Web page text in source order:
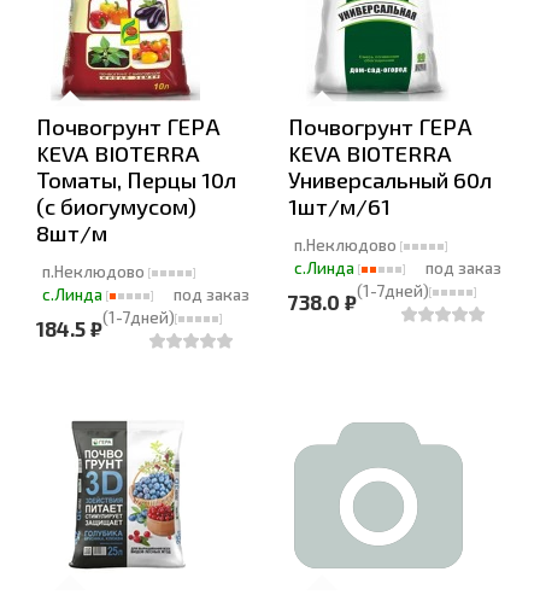
Почвогрунт ГЕРА
KEVA BIOTERRA
Томаты, Перцы 10л
(с биогумусом)
8шт/м
п.Неклюдово
с.Линда
под заказ
(1-7дней)
184.5 ₽
Почвогрунт ГЕРА
KEVA BIOTERRA
Универсальный 60л
1шт/м/61
п.Неклюдово
с.Линда
под заказ
(1-7дней)
738.0 ₽